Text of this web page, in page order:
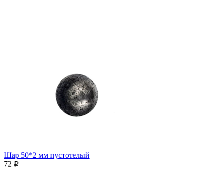
Шар 50*2 мм пустотелый
72 p